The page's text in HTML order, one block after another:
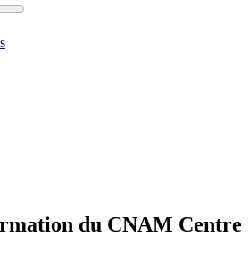
du CNAM Centre